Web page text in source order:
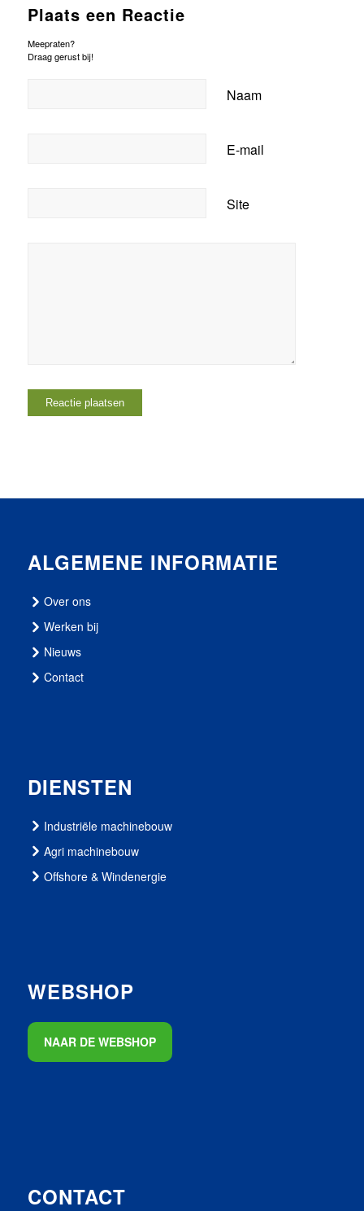
Plaats een Reactie
Meepraten?
Draag gerust bij!
Naam
E-mail
Site
ALGEMENE INFORMATIE
Over ons
Werken bij
Nieuws
Contact
DIENSTEN
Industriële machinebouw
Agri machinebouw
Offshore & Windenergie
WEBSHOP
NAAR DE WEBSHOP
CONTACT